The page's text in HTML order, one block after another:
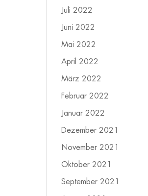
Juli 2022
Juni 2022
Mai 2022
April 2022
März 2022
Februar 2022
Januar 2022
Dezember 2021
November 2021
Oktober 2021
September 2021